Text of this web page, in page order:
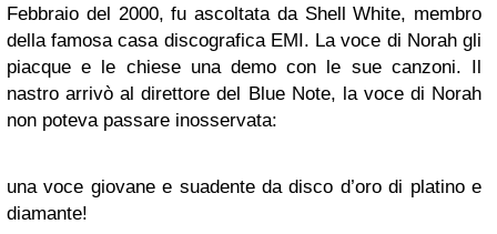
Febbraio del 2000, fu ascoltata da Shell White, membro
della famosa casa discografica EMI. La voce di Norah gli
piacque e le chiese una demo con le sue canzoni. Il
nastro arrivò al direttore del Blue Note, la voce di Norah
non poteva passare inosservata:
una voce giovane e suadente da disco d’oro di platino e
diamante!